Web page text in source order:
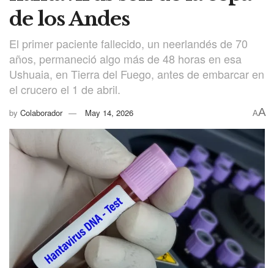
de los Andes
El primer paciente fallecido, un neerlandés de 70
años, permaneció algo más de 48 horas en esa
Ushuaia, en Tierra del Fuego, antes de embarcar en
el crucero el 1 de abril.
by Colaborador May 14, 2026 AA